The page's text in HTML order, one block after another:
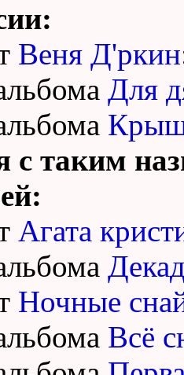
Веня Д'ркин
Для
с таким
Агата
Ночные
Всё